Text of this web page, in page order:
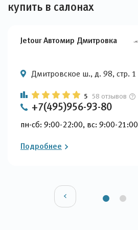
купить в салонах
Jetour Автомир Дмитровка
Дмитровское ш., д. 98, стр. 1
5 58 отзывов
+7(495)956-93-80
пн-сб: 9:00-22:00, вс: 9:00-21:00
Подробнее